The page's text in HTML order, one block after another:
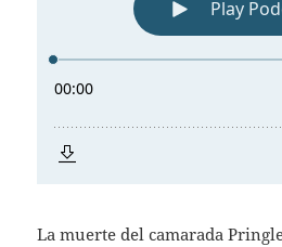
La muerte del camarada